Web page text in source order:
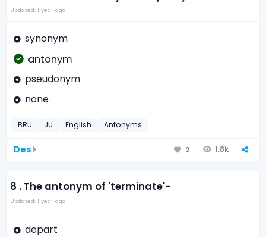
Updated: 1 year ago
synonym
antonym
pseudonym
none
BRU JU English Antonyms
Des 2 1.8k
8 .The antonym of 'terminate'-
Updated: 1 year ago
depart